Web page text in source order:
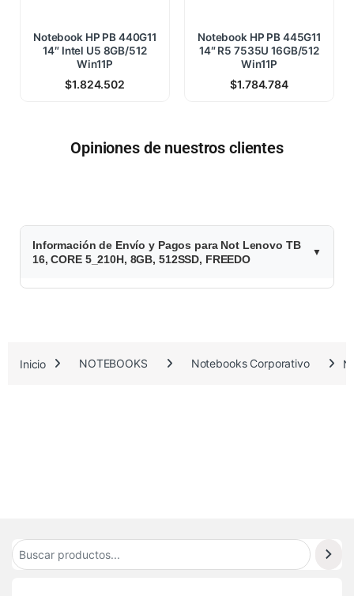
Notebook HP PB 440G11
14″ Intel U5 8GB/512
Win11P
$1.824.502
Notebook HP PB 445G11
14″ R5 7535U 16GB/512
Win11P
$1.784.784
Opiniones de nuestros clientes
$
1
.
4
1
Información de Envío y Pagos para Not Lenovo TB
16, CORE 5_210H, 8GB, 512SSD, FREEDO
Inicio NOTEBOOKS Notebooks Corporativo